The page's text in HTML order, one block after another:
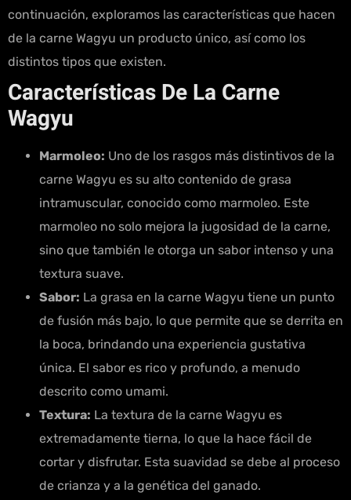
continuación, exploramos las características que hacen
de la carne Wagyu un producto único, así como los
distintos tipos que existen.
Características De La Carne
Wagyu
Marmoleo: Uno de los rasgos más distintivos de la
carne Wagyu es su alto contenido de grasa
intramuscular, conocido como marmoleo. Este
marmoleo no solo mejora la jugosidad de la carne,
sino que también le otorga un sabor intenso y una
textura suave.
Sabor: La grasa en la carne Wagyu tiene un punto
de fusión más bajo, lo que permite que se derrita en
la boca, brindando una experiencia gustativa
única. El sabor es rico y profundo, a menudo
descrito como umami.
Textura: La textura de la carne Wagyu es
extremadamente tierna, lo que la hace fácil de
cortar y disfrutar. Esta suavidad se debe al proceso
de crianza y a la genética del ganado.